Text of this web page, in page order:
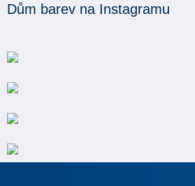
Dům barev na Instagramu